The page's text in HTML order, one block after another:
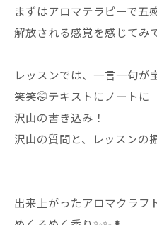
まずはアロマテラピーで五
解放される感覚を感じてみ
レッスンでは、一言一句が
笑笑🤭テキストにノートに
沢山の書き込み！
沢山の質問と、レッスンの
出来上がったアロマクラフ